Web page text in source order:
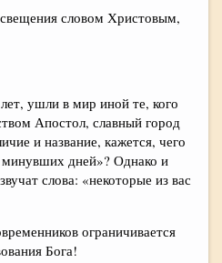
словом Христовым,
ушли в мир иной те, кого
Апостол, славный город
и название, кажется, чего
минувших дней»? Однако и
слова: «некоторые из вас
ограничивается
Бога!